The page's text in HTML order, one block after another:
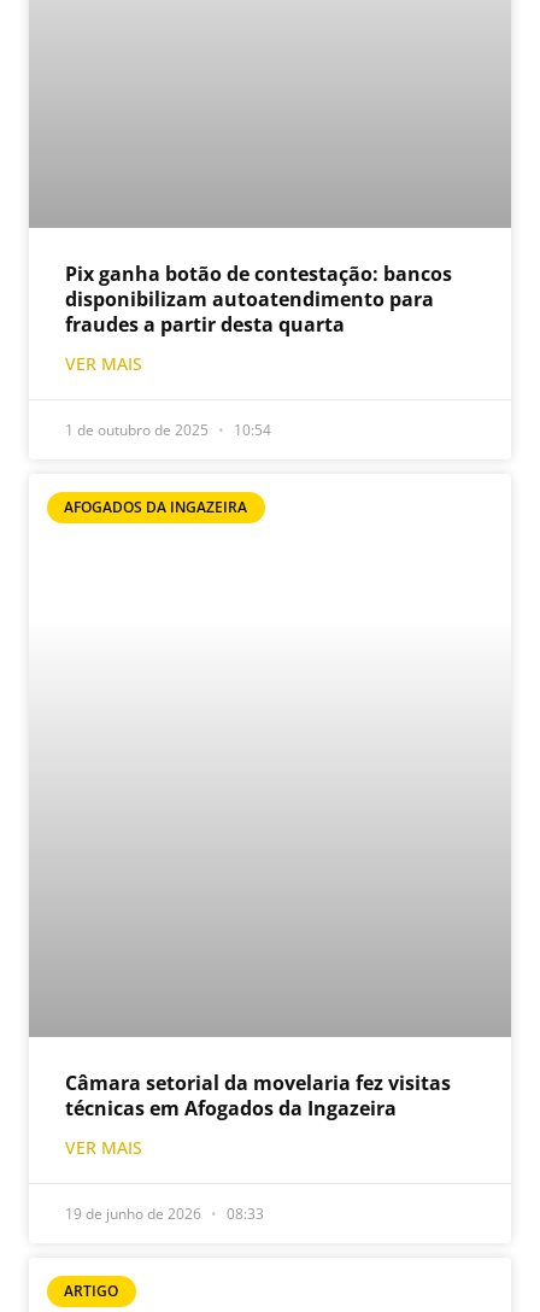
Pix ganha botão de contestação: bancos
disponibilizam autoatendimento para
fraudes a partir desta quarta
VER MAIS
1 de outubro de 2025 10:54
AFOGADOS DA INGAZEIRA
Câmara setorial da movelaria fez visitas
técnicas em Afogados da Ingazeira
VER MAIS
19 de junho de 2026 08:33
ARTIGO